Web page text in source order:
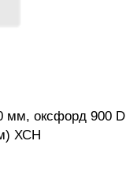
мм, оксфорд 900 D
ХСН